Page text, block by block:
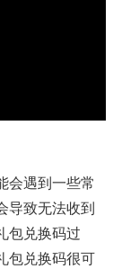
会遇到一些常
导致无法收到
包兑换码过
包兑换码很可